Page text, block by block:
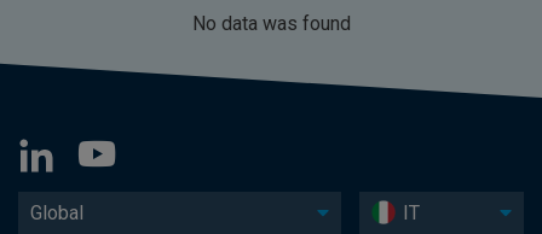
No data was found
Global IT